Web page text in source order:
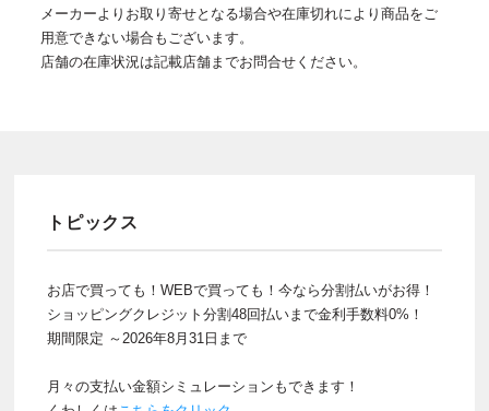
メーカーよりお取り寄せとなる場合や在庫切れにより商品をご
用意できない場合もございます。
店舗の在庫状況は記載店舗までお問合せください。
トピックス
お店で買っても！WEBで買っても！今なら分割払いがお得！
ショッピングクレジット分割48回払いまで金利手数料0%！
期間限定 ～2026年8月31日まで
月々の支払い金額シミュレーションもできます！